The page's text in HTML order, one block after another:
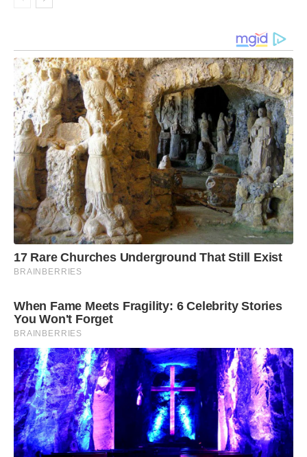
17 Rare Churches Underground That Still Exist
BRAINBERRIES
When Fame Meets Fragility: 6 Celebrity Stories
You Won't Forget
BRAINBERRIES